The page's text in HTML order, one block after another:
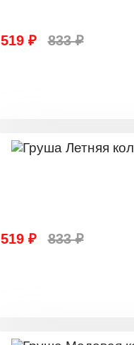
519 ₽ 833 ₽
519 ₽ 833 ₽